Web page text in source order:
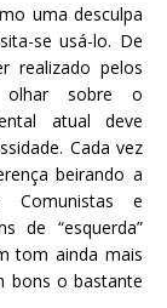
uma desculpa
se usá-lo. De
realizado pelos
olhar sobre o
atual deve
Cada vez
beirando a
Comunistas e
de “esquerda”
tom ainda mais
bons o bastante